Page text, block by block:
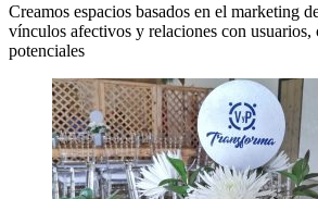
Creamos espacios basados en el marketing
vínculos afectivos y relaciones con usuarios,
potenciales